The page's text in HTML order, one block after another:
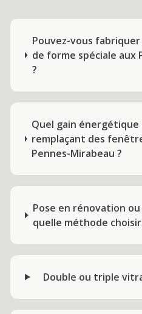
Pouvez-vous
de forme spéciale aux
?
Quel gain
remplaçant des
Pennes-Mirabeau ?
Pose en rénovation
quelle méthode choisir
Double ou triple